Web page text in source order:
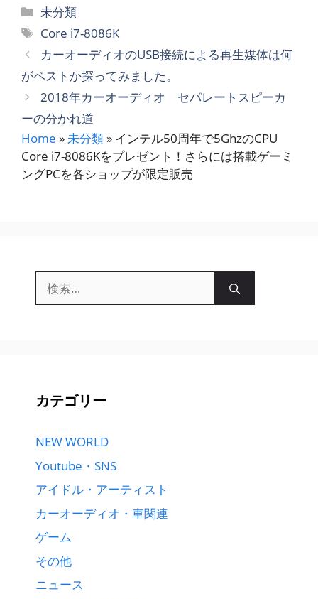
カ
テ
リ
ー
未分類
タ
グ
Core i7-8086K
カーオーディオのUSB接続による再生媒体は何
がベストか探ってみました。
2018年カーオーディオ セパレートスピーカ
ーの分かれ道
Home »未分類 » インテル50周年で5GhzのCPU
Core i7-8086Kをプレゼント！さらには搭載ゲーミ
ングPCを各ショップが限定販売
索:
カテゴリー
NEW WORLD
Youtube・SNS
アイドル・アーティスト
カーオーディオ・車関連
ゲーム
その他
ニュース